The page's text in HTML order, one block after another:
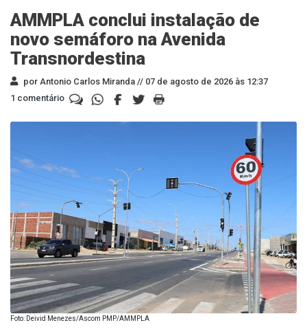
AMMPLA conclui instalação de
novo semáforo na Avenida
Transnordestina
por Antonio Carlos Miranda // 07 de agosto de 2026 às 12:37
1 comentário
Foto: Deivid Menezes/Ascom PMP/AMMPLA